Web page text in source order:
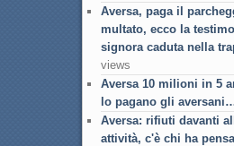
Aversa, paga il
multato, ecco la
signora caduta nella
views
Aversa 10 milioni in 5
lo pagano gli
Aversa: rifiuti davanti
attività, c'è chi ha